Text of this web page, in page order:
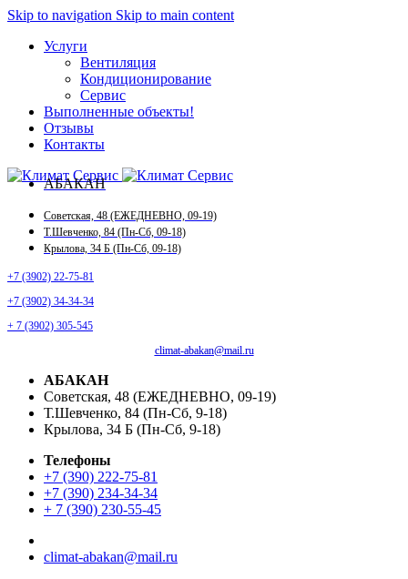
Skip to navigation Skip to main content
Услуги
Вентиляция
Кондиционирование
Сервис
Выполненные объекты!
Отзывы
Контакты
АБАКАН
Советская, 48 (ЕЖЕДНЕВНО, 09-19)
Т.Шевченко, 84 (Пн-Сб, 09-18)
Крылова, 34 Б (Пн-Сб, 09-18)
+7 (3902) 22-75-81
+7 (3902) 34-34-34
+ 7 (3902) 305-545
climat-abakan@mail.ru
АБАКАН
Советская, 48 (ЕЖЕДНЕВНО, 09-19)
Т.Шевченко, 84 (Пн-Сб, 9-18)
Крылова, 34 Б (Пн-Сб, 9-18)
Телефоны
+7 (390) 222-75-81
+7 (390) 234-34-34
+ 7 (390) 230-55-45
climat-abakan@mail.ru